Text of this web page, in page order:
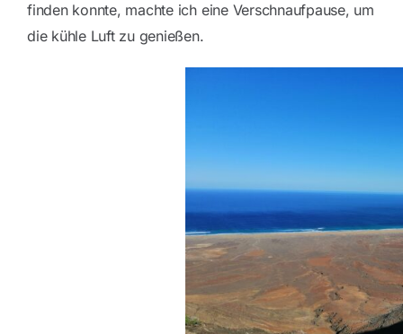
finden konnte, machte ich eine Verschnaufpause, um
die kühle Luft zu genießen.